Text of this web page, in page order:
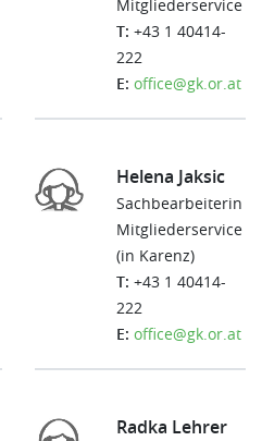
Mitgliederservice
T: +43 1 40414-
222
E: office@gk.or.at
Helena Jaksic
Sachbearbeiterin
Mitgliederservice
(in Karenz)
T: +43 1 40414-
222
E: office@gk.or.at
Radka Lehrer